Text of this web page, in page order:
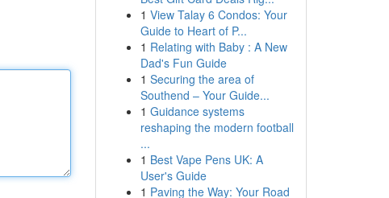
1 View Talay 6 Condos: Your
Guide to Heart of P...
1 Relating with Baby : A New
Dad's Fun Guide
1 Securing the area of
Southend – Your Guide...
1 Guidance systems
reshaping the modern football
...
1 Best Vape Pens UK: A
User's Guide
1 Paving the Way: Your Road